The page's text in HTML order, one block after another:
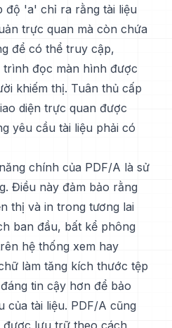
độ 'a' chỉ ra rằng tài liệu
trực quan mà còn chứa
để có thể truy cập,
đọc màn hình được
khiếm thị. Tuân thủ cấp
diện trực quan được
yêu cầu tài liệu phải có
chính của PDF/A là sử
Điều này đảm bảo rằng
thị và in trong tương lai
ban đầu, bất kể phông
hệ thống xem hay
làm tăng kích thước tệp
tin cậy hơn để bảo
của tài liệu. PDF/A cũng
lưu trữ theo cách